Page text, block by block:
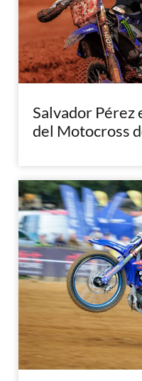
Salvador Pérez
del Motocross